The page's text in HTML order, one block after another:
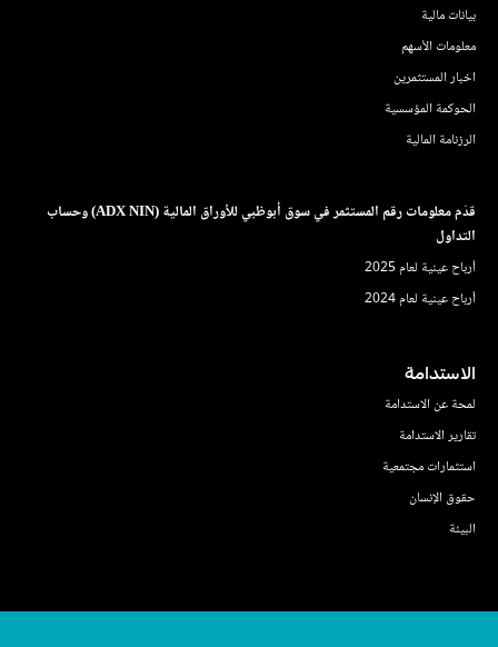
بيانات مالية
معلومات الأسهم
اخبار المستثمرين
الحوكمة المؤسسية
الرزنامة المالية
قدّم معلومات رقم المستثمر في سوق أبوظبي للأوراق المالية (ADX NIN) وحساب
التداول
أرباح عينية لعام 2025
أرباح عينية لعام 2024
الاستدامة
لمحة عن الاستدامة
تقارير الاستدامة
استثمارات مجتمعية
حقوق الإنسان
البيئة